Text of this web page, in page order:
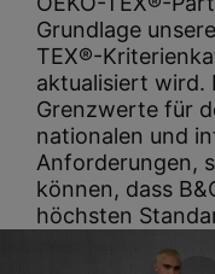
Grundlage
TEX®-
aktualisiert wird.
Grenzwerte für
nationalen und
Anforderungen,
können, dass
höchsten